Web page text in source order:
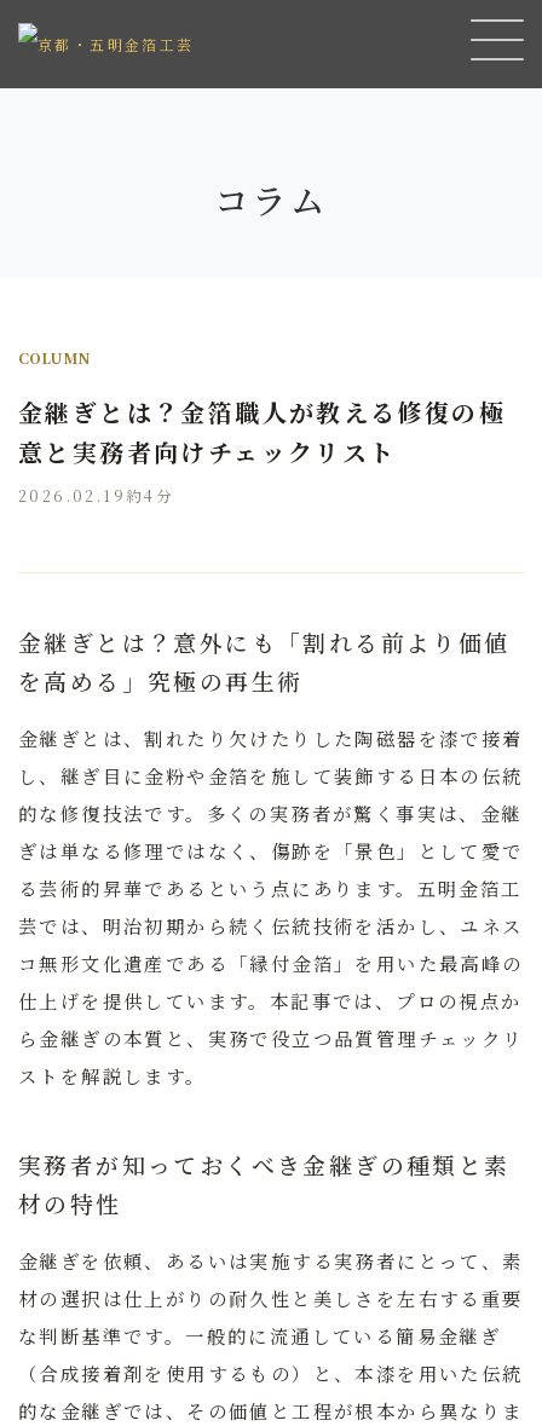
コラム
COLUMN
金継ぎとは？金箔職人が教える修復の極
意と実務者向けチェックリスト
2026.02.19 約4分
金継ぎとは？意外にも「割れる前より価値
を高める」究極の再生術
金継ぎとは、割れたり欠けたりした陶磁器を漆で接着
し、継ぎ目に金粉や金箔を施して装飾する日本の伝統
的な修復技法です。多くの実務者が驚く事実は、 金継
ぎは単なる修理ではなく、傷跡を「景色」として愛で
る芸術的昇華である という点にあります。五明金箔工
芸では、明治初期から続く伝統技術を活かし、ユネス
コ無形文化遺産である「縁付金箔」を用いた最高峰の
仕上げを提供しています。本記事では、プロの視点か
ら金継ぎの本質と、実務で役立つ品質管理チェックリ
ストを解説します。
実務者が知っておくべき金継ぎの種類と素
材の特性
金継ぎを依頼、あるいは実施する実務者にとって、素
材の選択は仕上がりの耐久性と美しさを左右する重要
な判断基準です。一般的に流通している簡易金継ぎ
（合成接着剤を使用するもの）と、本漆を用いた伝統
的な金継ぎでは、その価値と工程が根本から異なりま